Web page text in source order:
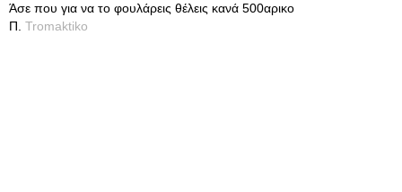
Άσε που για να το φουλάρεις θέλεις κανά 500αρικο
Π. Tromaktiko